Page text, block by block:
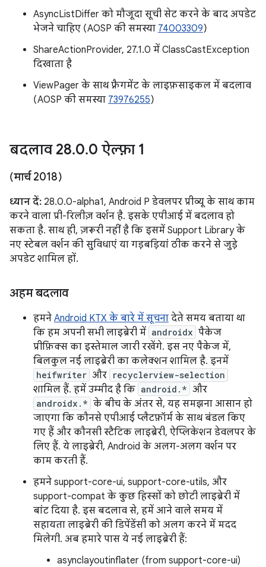
AsyncListDiffer को मौजूदा सूची सेट करने के बाद अपडेट
भेजने चाहिए (AOSP की समस्या 74003309)
ShareActionProvider, 27.1.0 में ClassCastException
दिखाता है
ViewPager के साथ फ़्रैगमेंट के लाइफ़साइकल में बदलाव
(AOSP की समस्या 73976255)
बदलाव 28.0.0 ऐल्फ़ा 1
(मार्च 2018)
ध्यान दें: 28.0.0-alpha1, Android P डेवलपर प्रीव्यू के साथ काम
करने वाला प्री-रिलीज़ वर्शन है. इसके एपीआई में बदलाव हो
सकता है. साथ ही, ज़रूरी नहीं है कि इसमें Support Library के
नए स्टेबल वर्शन की सुविधाएं या गड़बड़ियां ठीक करने से जुड़े
अपडेट शामिल हों.
अहम बदलाव
हमने Android KTX के बारे में सूचना देते समय बताया था
कि हम अपनी सभी लाइब्रेरी में androidx पैकेज
प्रीफ़िक्स का इस्तेमाल जारी रखेंगे. इस नए पैकेज में,
बिलकुल नई लाइब्रेरी का कलेक्शन शामिल है. इनमें
heifwriter और recyclerview-selection
शामिल हैं. हमें उम्मीद है कि android.* और
androidx.* के बीच के अंतर से, यह समझना आसान हो
जाएगा कि कौनसे एपीआई प्लैटफ़ॉर्म के साथ बंडल किए
गए हैं और कौनसी स्टैटिक लाइब्रेरी, ऐप्लिकेशन डेवलपर के
लिए हैं. ये लाइब्रेरी, Android के अलग-अलग वर्शन पर
काम करती हैं.
हमने support-core-ui, support-core-utils, और
support-compat के कुछ हिस्सों को छोटी लाइब्रेरी में
बांट दिया है. इस बदलाव से, हमें आने वाले समय में
सहायता लाइब्रेरी की डिपेंडेंसी को अलग करने में मदद
मिलेगी. अब हमारे पास ये नई लाइब्रेरी हैं:
asynclayoutinflater (from support-core-ui)